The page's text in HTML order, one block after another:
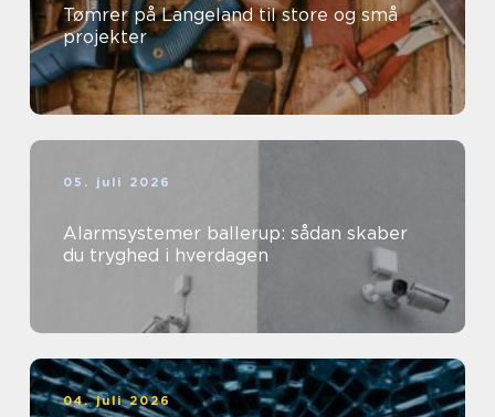
Tømrer på Langeland til store og små
projekter
05. juli 2026
Alarmsystemer ballerup: sådan skaber
du tryghed i hverdagen
04. juli 2026